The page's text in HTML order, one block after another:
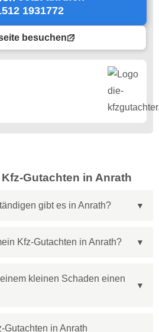
1931772
besuchen
Gutachten in Anrath
gibt es in Anrath?
Kfz-Gutachten in Anrath?
kleinen Schaden einen
Gutachten in Anrath